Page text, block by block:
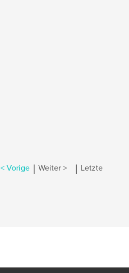
< Vorige | Weiter > | Letzte